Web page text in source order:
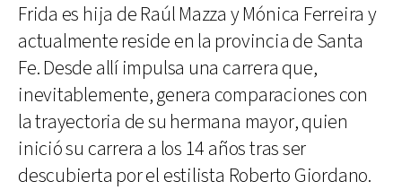
Frida es hija de Raúl Mazza y Mónica Ferreira y
actualmente reside en la provincia de Santa
Fe. Desde allí impulsa una carrera que,
inevitablemente, genera comparaciones con
la trayectoria de su hermana mayor, quien
inició su carrera a los 14 años tras ser
descubierta por el estilista Roberto Giordano.